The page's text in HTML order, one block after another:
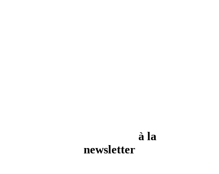
à la
newsletter